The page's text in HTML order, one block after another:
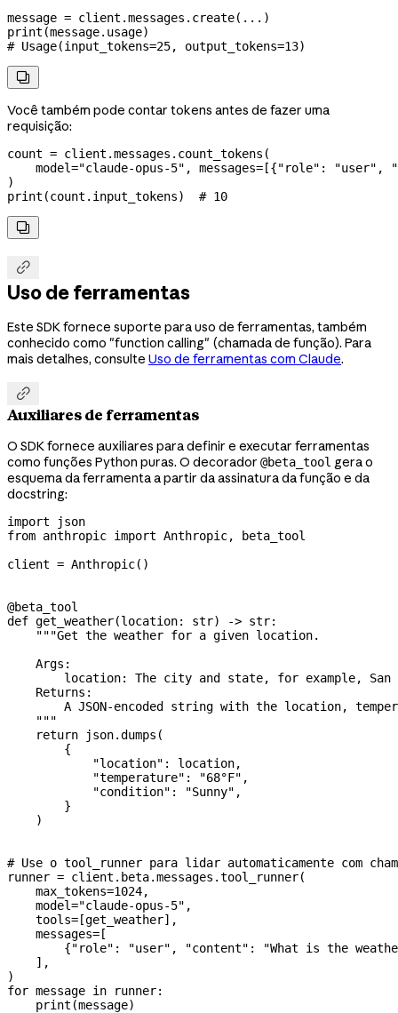
message = client.messages.create( ... )
print (message.usage)
# Usage(input_tokens=25, output_tokens=13)

Você também pode contar tokens antes de fazer uma
requisição:
count = client.messages.count_tokens(
    model
="claude-opus-5" , messages= [{"role" : "user" ,
)
print (count.input_tokens) # 10


Uso de ferramentas
Este SDK fornece suporte para uso de ferramentas, também
conhecido como "function calling" (chamada de função). Para
mais detalhes, consulte Uso de ferramentas com Claude.

Auxiliares de ferramentas
O SDK fornece auxiliares para definir e executar ferramentas
como funções Python puras. O decorador @beta_tool gera o
esquema da ferramenta a partir da assinatura da função e da
docstring:
import json
from anthropic import Anthropic, beta_tool
client = Anthropic()
@beta_tool
def get_weather(location: str) -> str:
    """Get the weather for a given location.
    Args:
location: The city and state, for example, San
    Returns:
A JSON-encoded string with the location,
    """
    return
json.dumps(
        {
            "location"
: location,
            "temperature"
: "68°F" ,
            "condition"
: "Sunny" ,
        }
    )
# Use o tool_runner para lidar automaticamente com
runner = client.beta.messages.tool_runner(
    max_tokens
=1024,
    model
="claude-opus-5" ,
    tools
= [get_weather],
    messages
= [
        {
"role" : "user" , "content" :
"What is the
    ],
)
for message in runner:
    print
(message)